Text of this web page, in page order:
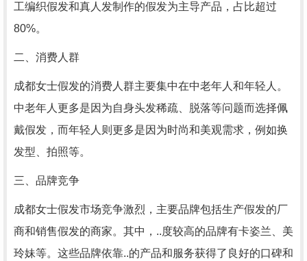
工编织假发和真人发制作的假发为主导产品，占比超过
80%。
二、消费人群
成都女士假发的消费人群主要集中在中老年人和年轻人。
中老年人更多是因为自身头发稀疏、脱落等问题而选择佩
戴假发，而年轻人则更多是因为时尚和美观需求，例如换
发型、拍照等。
三、品牌竞争
成都女士假发市场竞争激烈，主要品牌包括生产假发的厂
商和销售假发的商家。其中，..度较高的品牌有卡姿兰、美
玲妹等。这些品牌依靠..的产品和服务获得了良好的口碑和